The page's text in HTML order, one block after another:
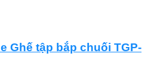
Ghế tập bắp chuối TGP-